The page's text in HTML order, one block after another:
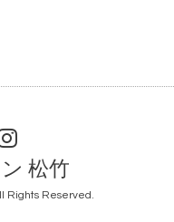
松竹
Rights Reserved.